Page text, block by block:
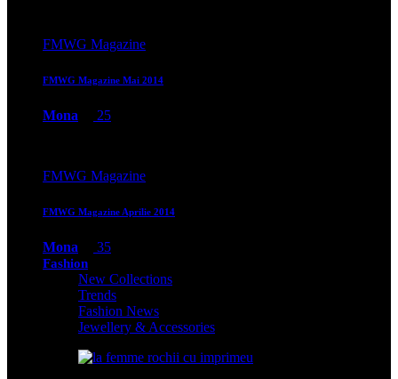
FMWG Magazine
FMWG Magazine Mai 2014
Mona 25
FMWG Magazine
FMWG Magazine Aprilie 2014
Mona 35
Fashion
New Collections
Trends
Fashion News
Jewellery & Accessories